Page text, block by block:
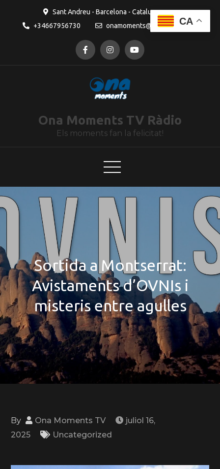
Sant Andreu - Barcelona - Catalunya
+34667956730
onamoments@gmail.com
Ona Moments TV Ràdio
Els moments fan la felicitat!
Sortida a Montserrat:
Avistaments d’OVNIs i
misteris entre agulles
By Ona Moments TV
juliol 16,
2025
Uncategorized
CA